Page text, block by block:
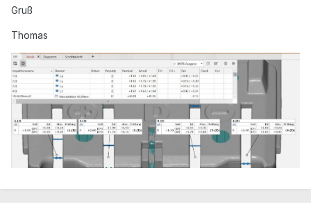
Gruß
Thomas